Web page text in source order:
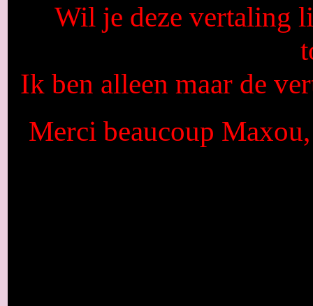
Wil je deze vertaling
Ik ben alleen maar de
Merci beaucoup